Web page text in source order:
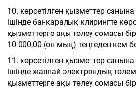
10. көрсетілген қызметтер
ішінде банкаралық клирингте
қызметтерге ақы төлеу сомасы
10 000,00 (он мың) теңгеден кем
11. көрсетілген қызметтер
ішінде жаппай электрондық
қызметтерге ақы төлеу сомасы